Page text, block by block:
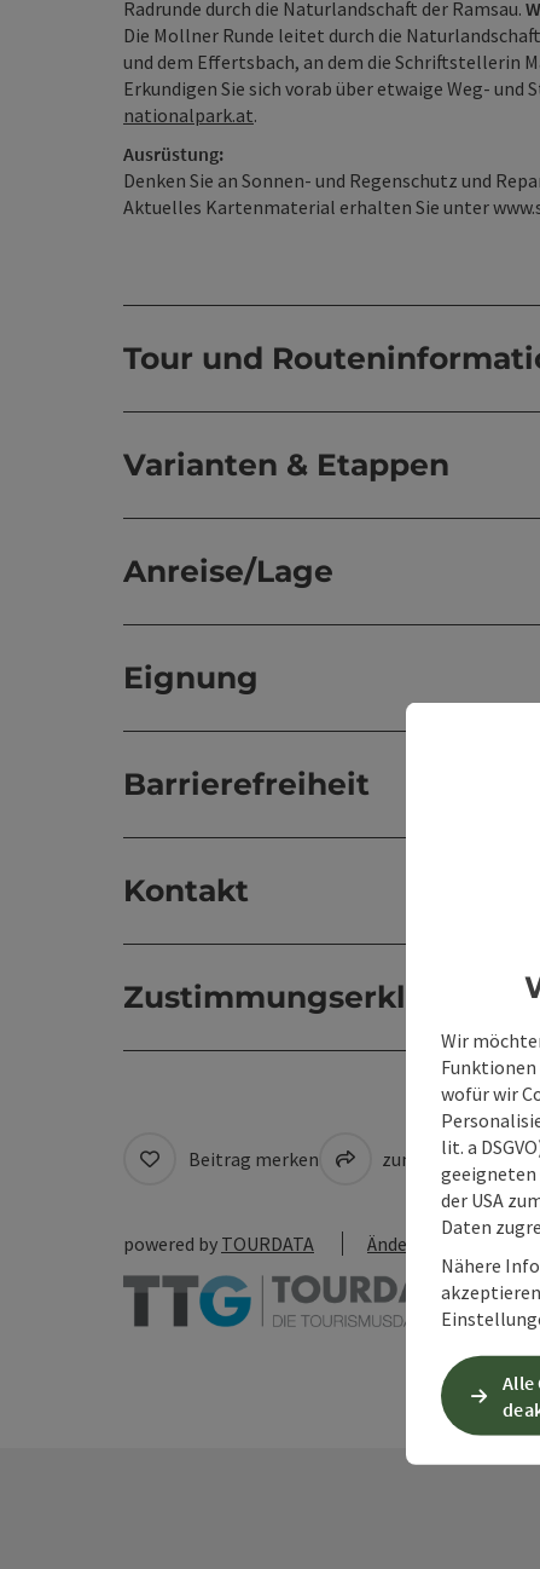
Radrunde durch die Naturlandschaft der Ramsau.
Die Mollner Runde leitet durch die
und dem Effertsbach, an dem die Schriftstellerin
Erkundigen Sie sich vorab über etwaige Weg-
nationalpark.at.
Ausrüstung:
Denken Sie an Sonnen- und Regenschutz und
Aktuelles Kartenmaterial erhalten Sie unter
Tour und
Varianten & Etappen
Anreise/Lage
Eignung
Barrierefreiheit
Kontakt
Zustimmungserklärung
Beitrag merken zum Merkzettel
powered by TOURDATA Änderung vorschlagen
Wir
Funktionen
wofür wir
lit. a
geeigneten
der USA
Daten
Nähere
Alle